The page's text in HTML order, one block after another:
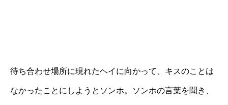
待ち合わせ場所に現れたヘイに向かって、キスのことは
なかったことにしようとソンホ。ソンホの言葉を聞き、